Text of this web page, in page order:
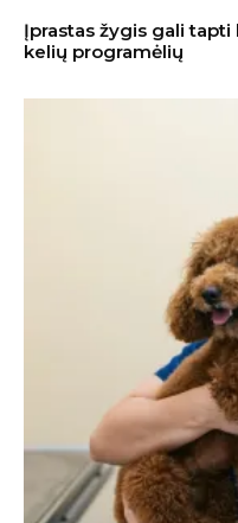
Įprastas žygis gali
kelių programėlių